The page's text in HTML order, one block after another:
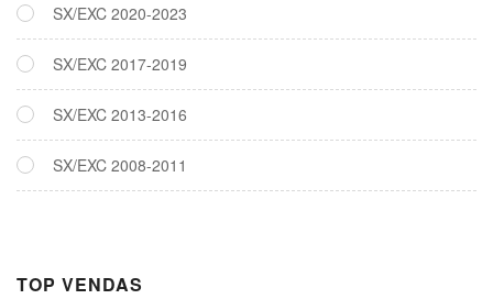
SX/EXC 2020-2023
SX/EXC 2017-2019
SX/EXC 2013-2016
SX/EXC 2008-2011
TOP VENDAS